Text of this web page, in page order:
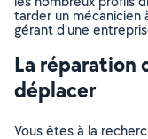
tarder un mécanicien
gérant d’une
La réparation
déplacer
Vous êtes à la